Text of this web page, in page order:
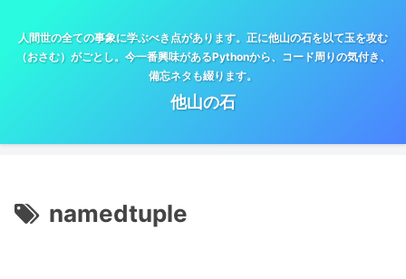
人間世の全ての事象に学ぶべき点があります。正に他山の石を以て玉を攻む
（おさむ）がごとし。今一番興味があるPythonから、コード周りの気付き、
備忘ネタも綴ります。
他山の石
namedtuple